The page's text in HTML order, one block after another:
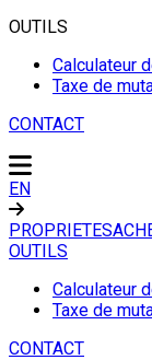
OUTILS
Calculateur
Taxe de
CONTACT
EN
PROPRIETES
OUTILS
Calculateur
Taxe de
CONTACT